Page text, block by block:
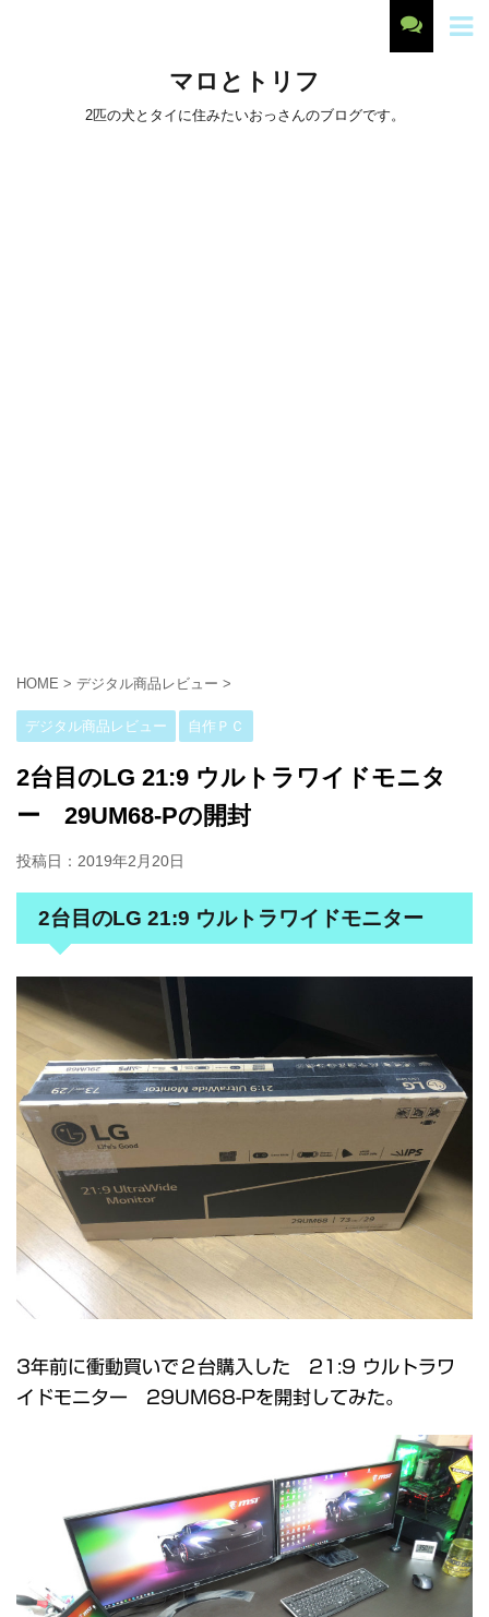
マロとトリフ
2匹の犬とタイに住みたいおっさんのブログです。
HOME > デジタル商品レビュー >
デジタル商品レビュー 自作ＰＣ
2台目のLG 21:9 ウルトラワイドモニタ
ー 29UM68-Pの開封
投稿日： 2019年2月20日
2台目のLG 21:9 ウルトラワイドモニター
3年前に衝動買いで２台購入した 21:9 ウルトラワ
イドモニター 29UM68-Pを開封してみた。